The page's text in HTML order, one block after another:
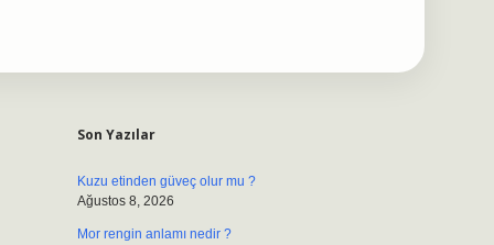
Son Yazılar
Kuzu etinden güveç olur mu ?
Ağustos 8, 2026
Mor rengin anlamı nedir ?